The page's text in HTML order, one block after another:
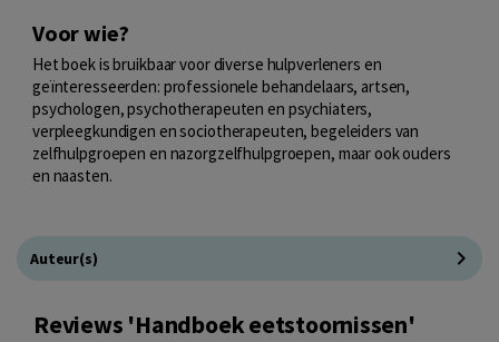
Voor wie?
Het boek is bruikbaar voor diverse hulpverleners en
geïnteresseerden: professionele behandelaars, artsen,
psychologen, psychotherapeuten en psychiaters,
verpleegkundigen en sociotherapeuten, begeleiders van
zelfhulpgroepen en nazorgzelfhulpgroepen, maar ook ouders
en naasten.
Auteur(s)
Reviews 'Handboek eetstoornissen'